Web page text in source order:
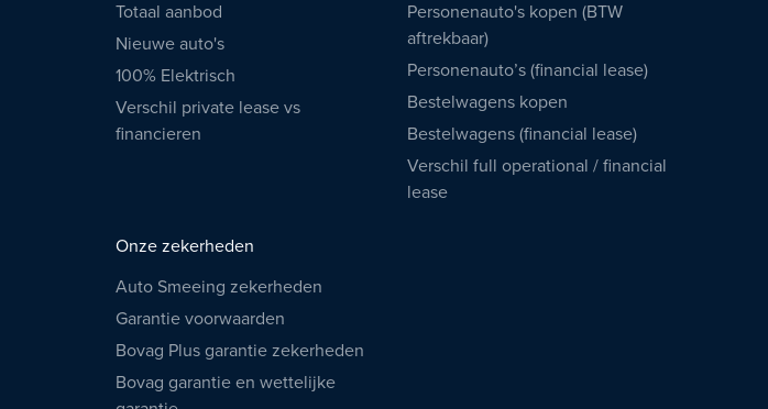
Totaal aanbod
Nieuwe auto's
100% Elektrisch
Verschil private lease vs
financieren
Personenauto's kopen (BTW
aftrekbaar)
Personenauto’s (financial lease)
Bestelwagens kopen
Bestelwagens (financial lease)
Verschil full operational / financial
lease
Onze zekerheden
Auto Smeeing zekerheden
Garantie voorwaarden
Bovag Plus garantie zekerheden
Bovag garantie en wettelijke